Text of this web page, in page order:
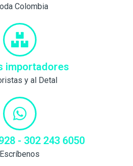
Colombia
importadores
y al Detal
- 302 243 6050
Escríbenos